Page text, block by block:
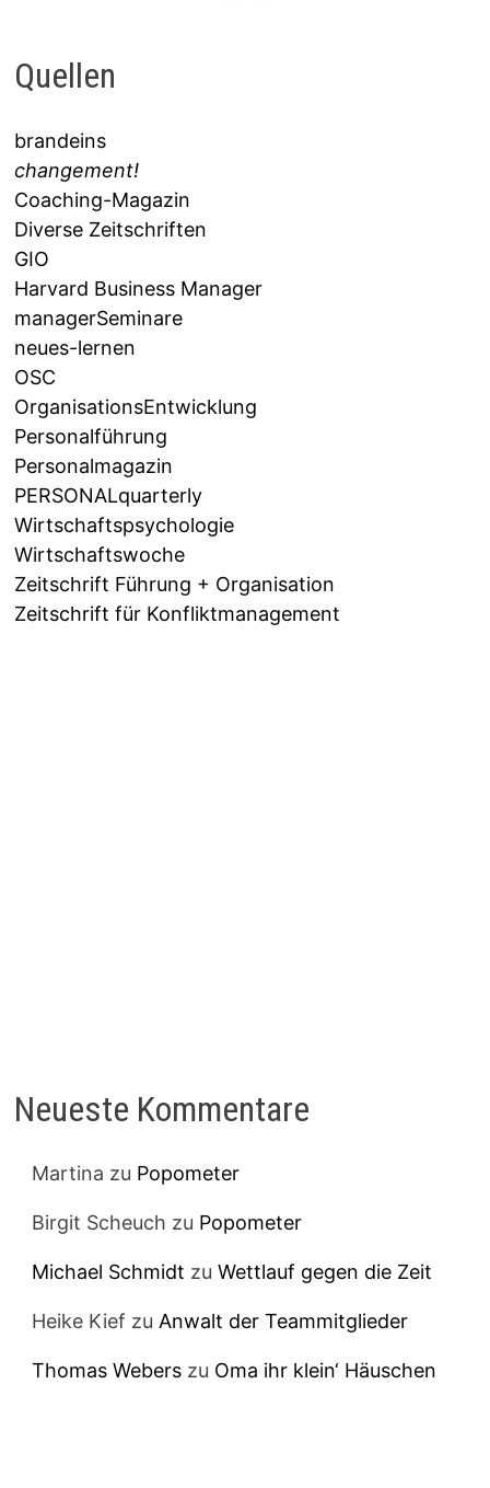
Quellen
brandeins
changement!
Coaching-Magazin
Diverse Zeitschriften
GIO
Harvard Business Manager
managerSeminare
neues-lernen
OSC
OrganisationsEntwicklung
Personalführung
Personalmagazin
PERSONALquarterly
Wirtschaftspsychologie
Wirtschaftswoche
Zeitschrift Führung + Organisation
Zeitschrift für Konfliktmanagement
Neueste Kommentare
Martina zu Popometer
Birgit Scheuch zu Popometer
Michael Schmidt zuWettlauf gegen die Zeit
Heike Kief zuAnwalt der Teammitglieder
Thomas Webers zu Oma ihr klein‘ Häuschen